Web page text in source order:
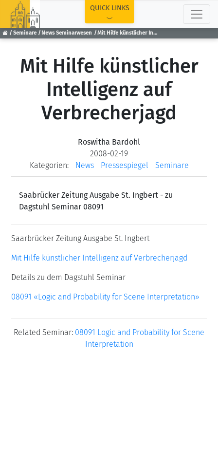
Seminare News Seminarwesen Mit Hilfe künstlicher Intelligenz auf Verbrecherjagd
QUICK LINKS
Mit Hilfe künstlicher
Intelligenz auf
Verbrecherjagd
Roswitha Bardohl
2008-02-19
Kategorien:
News Pressespiegel Seminare
Saabrücker Zeitung Ausgabe St. Ingbert - zu
Dagstuhl Seminar 08091
Saarbrücker Zeitung Ausgabe St. Ingbert
Mit Hilfe künstlicher Intelligenz auf Verbrecherjagd
Details zu dem Dagstuhl Seminar
08091 «Logic and Probability for Scene Interpretation»
Related Seminar: 08091 Logic and Probability for Scene
Interpretation